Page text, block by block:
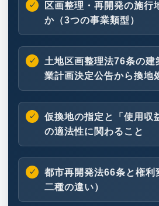
区画整理・再開発の施行
か（3つの事業類型）
土地区画整理法76条の建
業計画決定公告から換地
仮換地の指定と「使用収
の適法性に関わること
都市再開発法66条と権利
二種の違い）